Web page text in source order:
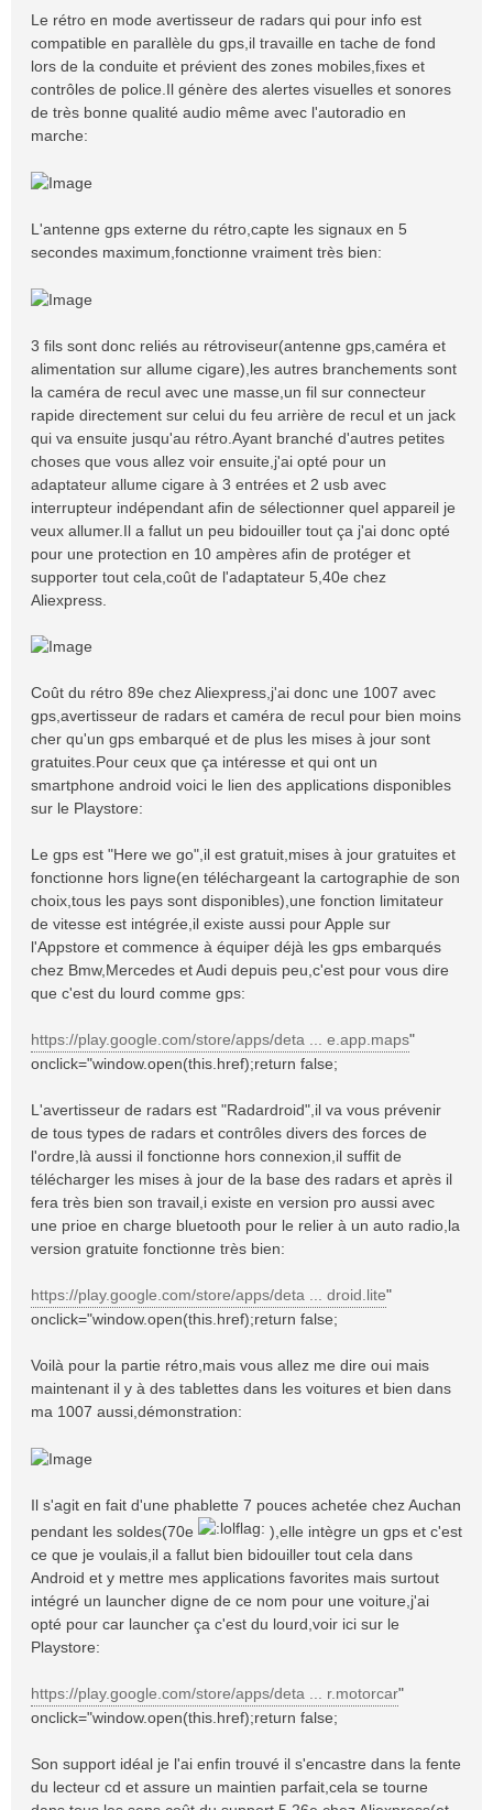
Le rétro en mode avertisseur de radars qui pour info est
compatible en parallèle du gps,il travaille en tache de fond
lors de la conduite et prévient des zones mobiles,fixes et
contrôles de police.Il génère des alertes visuelles et sonores
de très bonne qualité audio même avec l'autoradio en
marche:
L'antenne gps externe du rétro,capte les signaux en 5
secondes maximum,fonctionne vraiment très bien:
3 fils sont donc reliés au rétroviseur(antenne gps,caméra et
alimentation sur allume cigare),les autres branchements sont
la caméra de recul avec une masse,un fil sur connecteur
rapide directement sur celui du feu arrière de recul et un jack
qui va ensuite jusqu'au rétro.Ayant branché d'autres petites
choses que vous allez voir ensuite,j'ai opté pour un
adaptateur allume cigare à 3 entrées et 2 usb avec
interrupteur indépendant afin de sélectionner quel appareil je
veux allumer.Il a fallut un peu bidouiller tout ça j'ai donc opté
pour une protection en 10 ampères afin de protéger et
supporter tout cela,coût de l'adaptateur 5,40e chez
Aliexpress.
Coût du rétro 89e chez Aliexpress,j'ai donc une 1007 avec
gps,avertisseur de radars et caméra de recul pour bien moins
cher qu'un gps embarqué et de plus les mises à jour sont
gratuites.Pour ceux que ça intéresse et qui ont un
smartphone android voici le lien des applications disponibles
sur le Playstore:
Le gps est "Here we go",il est gratuit,mises à jour gratuites et
fonctionne hors ligne(en téléchargeant la cartographie de son
choix,tous les pays sont disponibles),une fonction limitateur
de vitesse est intégrée,il existe aussi pour Apple sur
l'Appstore et commence à équiper déjà les gps embarqués
chez Bmw,Mercedes et Audi depuis peu,c'est pour vous dire
que c'est du lourd comme gps:
https://play.google.com/store/apps/deta ... e.app.maps"
onclick="window.open(this.href);return false;
L'avertisseur de radars est "Radardroid",il va vous prévenir
de tous types de radars et contrôles divers des forces de
l'ordre,là aussi il fonctionne hors connexion,il suffit de
télécharger les mises à jour de la base des radars et après il
fera très bien son travail,i existe en version pro aussi avec
une prioe en charge bluetooth pour le relier à un auto radio,la
version gratuite fonctionne très bien:
https://play.google.com/store/apps/deta ... droid.lite"
onclick="window.open(this.href);return false;
Voilà pour la partie rétro,mais vous allez me dire oui mais
maintenant il y à des tablettes dans les voitures et bien dans
ma 1007 aussi,démonstration:
Il s'agit en fait d'une phablette 7 pouces achetée chez Auchan
pendant les soldes(70e
),elle intègre un gps et c'est
ce que je voulais,il a fallut bien bidouiller tout cela dans
Android et y mettre mes applications favorites mais surtout
intégré un launcher digne de ce nom pour une voiture,j'ai
opté pour car launcher ça c'est du lourd,voir ici sur le
Playstore:
https://play.google.com/store/apps/deta ... r.motorcar"
onclick="window.open(this.href);return false;
Son support idéal je l'ai enfin trouvé il s'encastre dans la fente
du lecteur cd et assure un maintien parfait,cela se tourne